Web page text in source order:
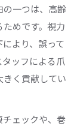
一つは、高齢
めです。視力
より、誤って
ッフによる爪
く貢献してい
チェックや、巻